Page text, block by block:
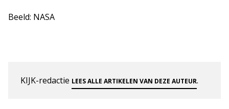
Beeld: NASA
KIJK-redactie LEES ALLE ARTIKELEN VAN DEZE AUTEUR.